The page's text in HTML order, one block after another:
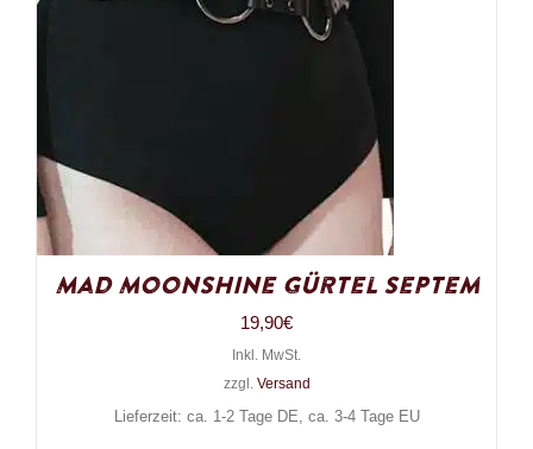
Mad Moonshine Gürtel Septem
19,90€
Inkl. MwSt.
zzgl. Versand
Lieferzeit: ca. 1-2 Tage DE, ca. 3-4 Tage EU